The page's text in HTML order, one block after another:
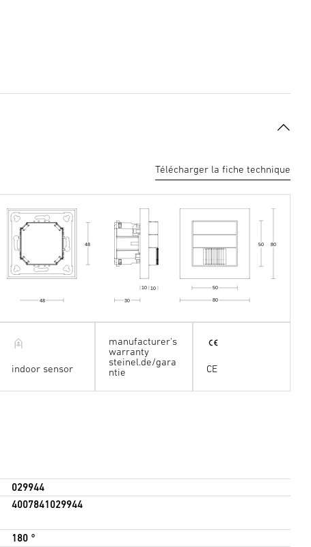
Télécharger la fiche technique
48
80
80
50
50
48 30
10
10
indoor sensor
manufacturer's
warranty
steinel.de/gara
ntie
CE
029944
4007841029944
180 °